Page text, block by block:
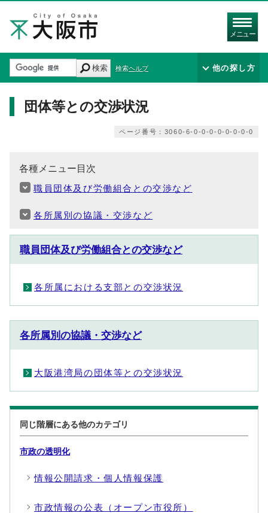
メニュー
検索 検索ヘルプ 他の探し方
団体等との交渉状況
ページ番号：3060-6-0-0-0-0-0-0-0-0
各種メニュー目次
職員団体及び労働組合との交渉など
各所属別の協議・交渉など
職員団体及び労働組合との交渉など
各所属における支部との交渉状況
各所属別の協議・交渉など
大阪港湾局の団体等との交渉状況
同じ階層にある他のカテゴリ
市政の透明化
情報公開請求・個人情報保護
市政情報の公表（オープン市役所）